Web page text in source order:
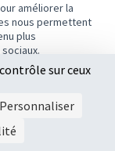
améliorer la
nous permettent
plus
Licence
(Lien
sur ceux
Personnaliser